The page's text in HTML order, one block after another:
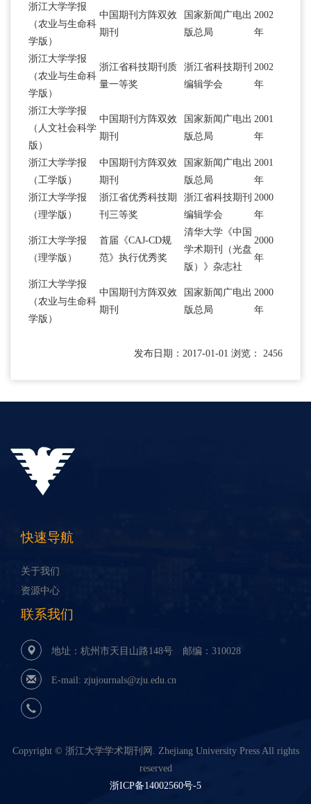
浙江大学学报
（农业与生命科
学版）
中国期刊方阵双效
期刊
国家新闻广电出
版总局
2002
年
浙江大学学报
（农业与生命科
学版）
浙江省科技期刊质
量一等奖
浙江省科技期刊
编辑学会
2002
年
浙江大学学报
（人文社会科学
版）
中国期刊方阵双效
期刊
国家新闻广电出
版总局
2001
年
浙江大学学报
（工学版）
中国期刊方阵双效
期刊
国家新闻广电出
版总局
2001
年
浙江大学学报
（理学版）
浙江省优秀科技期
刊三等奖
浙江省科技期刊
编辑学会
2000
年
浙江大学学报
（理学版）
首届《CAJ-CD规
范》执行优秀奖
清华大学《中国
学术期刊（光盘
版）》杂志社
2000
年
浙江大学学报
（农业与生命科
学版）
中国期刊方阵双效
期刊
国家新闻广电出
版总局
2000
年
发布日期：2017-01-01 浏览： 2456
快速导航
关于我们
资源中心
联系我们
地址：杭州市天目山路148号 邮编：310028
E-mail: zjujournals@zju.edu.cn
Copyright © 浙江大学学术期刊网. Zhejiang University Press All rights
reserved
浙ICP备14002560号-5